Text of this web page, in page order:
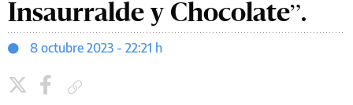
Insaurralde y Chocolate”.
8 octubre 2023 - 22:21 h